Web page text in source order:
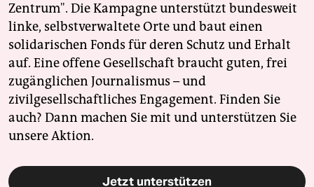
Zentrum". Die Kampagne unterstützt bundesweit
linke, selbstverwaltete Orte und baut einen
solidarischen Fonds für deren Schutz und Erhalt
auf. Eine offene Gesellschaft braucht guten, frei
zugänglichen Journalismus – und
zivilgesellschaftliches Engagement. Finden Sie
auch? Dann machen Sie mit und unterstützen Sie
unsere Aktion.
Jetzt unterstützen